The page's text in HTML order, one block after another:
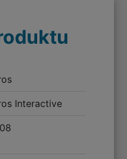
Interactive